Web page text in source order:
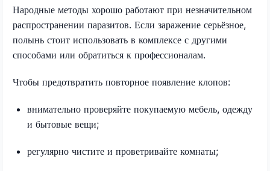
Народные методы хорошо работают при незначительном
распространении паразитов. Если заражение серьёзное,
полынь стоит использовать в комплексе с другими
способами или обратиться к профессионалам.
Чтобы предотвратить повторное появление клопов:
внимательно проверяйте покупаемую мебель, одежду
и бытовые вещи;
регулярно чистите и проветривайте комнаты;